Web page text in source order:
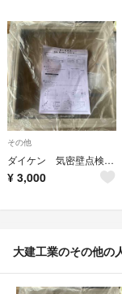
その他
ダイケン 気密壁点検口 ホワイト450角
¥ 3,000
大建工業のその他の